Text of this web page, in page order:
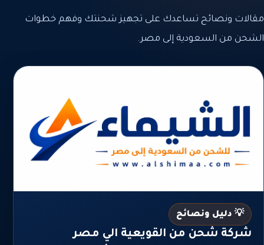
مقالات ونصائح تساعدك على تجهيز شحنتك وفهم خطوات
الشحن من السعودية إلى مصر.
💡 دليل ونصائح
شركة شحن من القويعية الي مصر